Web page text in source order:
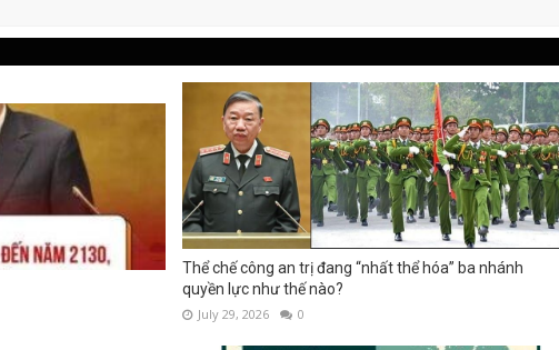
Thể chế công an trị đang “nhất thể hóa” ba nhánh
quyền lực như thế nào?
July 29, 2026 0